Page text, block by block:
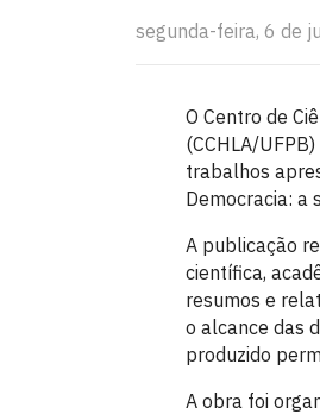
segunda-feira, 6 de
O Centro de
(CCHLA/
trabalhos
Democracia: a
A publicação
científica,
resumos e
o alcance das
produzido
A obra foi